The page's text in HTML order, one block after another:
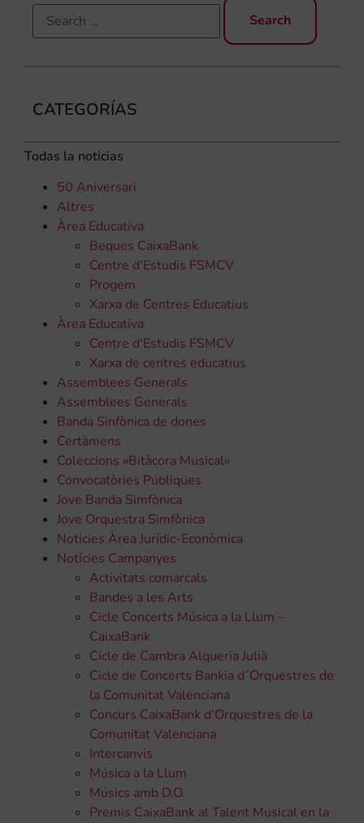
CATEGORÍAS
Todas la noticias
50 Aniversari
Altres
Àrea Educativa
Beques CaixaBank
Centre d'Estudis FSMCV
Progem
Xarxa de Centres Educatius
Àrea Educativa
Centre d'Estudis FSMCV
Xarxa de centres educatius
Assemblees Generals
Assemblees Generals
Banda Sinfònica de dones
Certàmens
Coleccions «Bitàcora Musical»
Convocatòries Públiques
Jove Banda Simfònica
Jove Orquestra Simfònica
Noticies Àrea Jurídic-Econòmica
Notícies Campanyes
Activitats comarcals
Bandes a les Arts
Cicle Concerts Música a la Llum –
CaixaBank
Cicle de Cambra Alqueria Julià
Cicle de Concerts Bankia d´Orquestres de
la Comunitat Valenciana
Concurs CaixaBank d'Orquestres de la
Comunitat Valenciana
Intercanvis
Música a la Llum
Músics amb D.O.
Premis CaixaBank al Talent Musical en la